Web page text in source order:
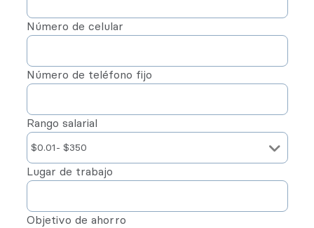
Número de celular
Número de teléfono fijo
Rango salarial
Lugar de trabajo
Objetivo de ahorro